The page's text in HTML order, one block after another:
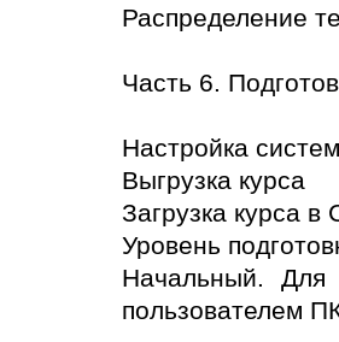
Распределение
Часть 6.
Настройка
Выгрузка курса
Загрузка курса в
Уровень
Начальный. Для
пользователем